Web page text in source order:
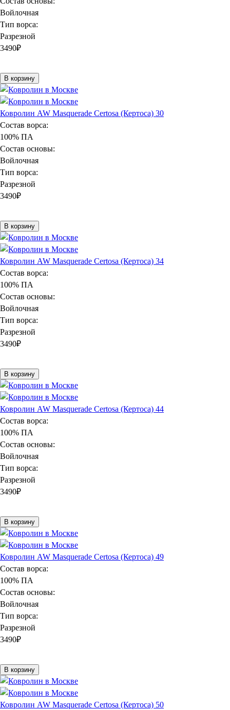
Войлочная
Тип ворса:
Разрезной
3490₽
В корзину
Ковролин AW Masquerade Certosa (Кертоса) 30
Состав ворса:
100% ПА
Состав основы:
Войлочная
Тип ворса:
Разрезной
3490₽
В корзину
Ковролин AW Masquerade Certosa (Кертоса) 34
Состав ворса:
100% ПА
Состав основы:
Войлочная
Тип ворса:
Разрезной
3490₽
В корзину
Ковролин AW Masquerade Certosa (Кертоса) 44
Состав ворса:
100% ПА
Состав основы:
Войлочная
Тип ворса:
Разрезной
3490₽
В корзину
Ковролин AW Masquerade Certosa (Кертоса) 49
Состав ворса:
100% ПА
Состав основы:
Войлочная
Тип ворса:
Разрезной
3490₽
В корзину
Ковролин AW Masquerade Certosa (Кертоса) 50